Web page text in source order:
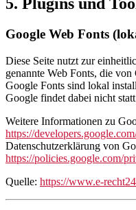
Google Web Fonts
Diese Seite nutzt zur
genannte Web Fonts, die
Google Fonts sind lokal
Google findet dabei nicht
Weitere Informationen zu
https://
Datenschutzerklärung von
https://policies.google.com/
Quelle: https://www.e-